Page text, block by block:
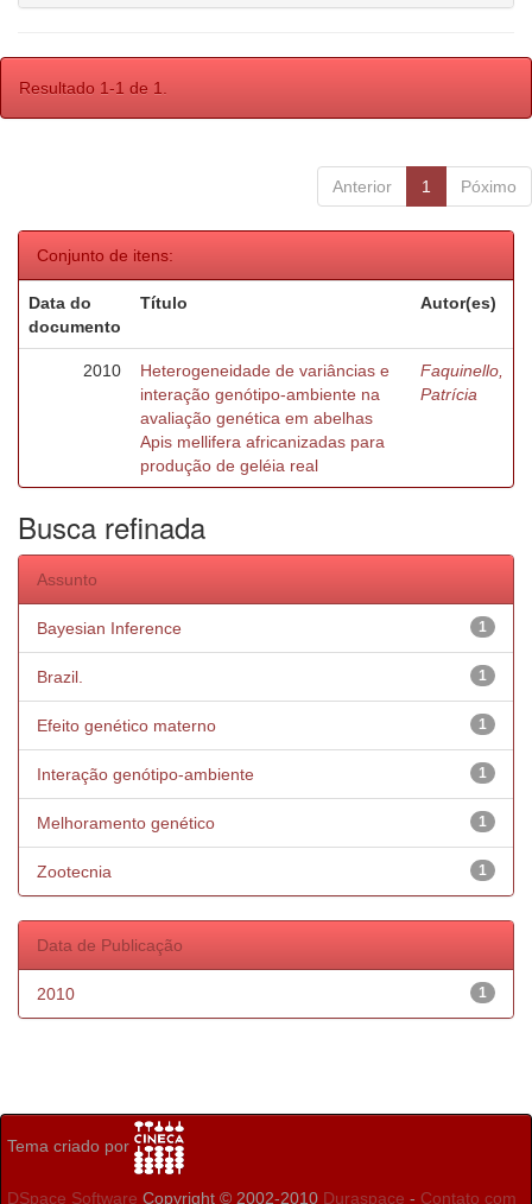
Resultado 1-1 de 1.
Anterior 1 Póximo
Conjunto de itens:
Data do
documento
Título Autor(es)
2010
Heterogeneidade de variâncias e
interação genótipo-ambiente na
avaliação genética em abelhas
Apis mellifera africanizadas para
produção de geléia real
Faquinello,
Patrícia
Busca refinada
Assunto
1
Bayesian Inference
1
Brazil.
1
Efeito genético materno
1
Interação genótipo-ambiente
1
Melhoramento genético
1
Zootecnia
Data de Publicação
1
2010
Tema criado por
DSpace Software Copyright © 2002-2010 Duraspace - Contato com